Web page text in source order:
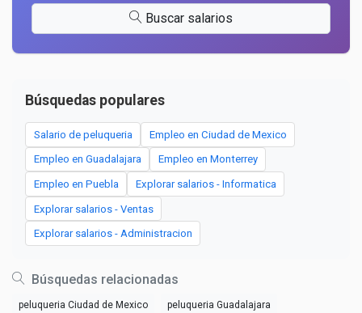
Buscar salarios
Búsquedas populares
Salario de peluqueria Empleo en Ciudad de Mexico
Empleo en Guadalajara Empleo en Monterrey
Empleo en Puebla Explorar salarios - Informatica
Explorar salarios - Ventas
Explorar salarios - Administracion
Búsquedas relacionadas
peluqueria Ciudad de Mexico peluqueria Guadalajara